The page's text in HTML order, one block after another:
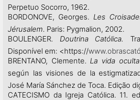
Perpetuo Socorro, 1962.
BORDONOVE, Georges. Les
Jérusalem. Paris: Pygmalion, 2002.
BOULENGER. Doutrina Católica.
Disponível em: <https://
BRENTANO, Clemente.La vida
según las visiones de la
José María Sánchez de Toca. Edição
CATECISMO da Igreja Católica. 11.